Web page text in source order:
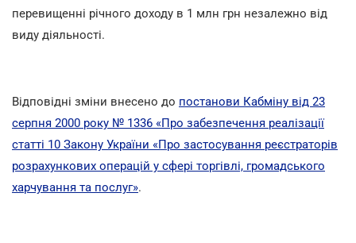
перевищенні річного доходу в 1 млн грн незалежно від
виду діяльності.
Відповідні зміни внесено до постанови Кабміну від 23
серпня 2000 року № 1336 «Про забезпечення реалізації
статті 10 Закону України «Про застосування реєстраторів
розрахункових операцій у сфері торгівлі, громадського
харчування та послуг».